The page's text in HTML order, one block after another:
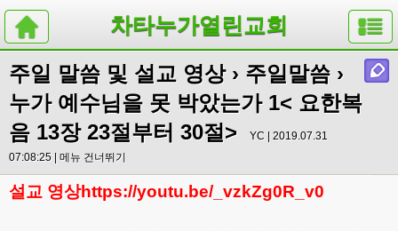
차타누가열린교회
주일 말씀 및 설교 영상› 주일말씀 ›
누가 예수님을 못 박았는가 1< 요한복
음 13장 23절부터 30절>
YC | 2019.07.31
07:08:25 | 메뉴 건너뛰기
설교 영상https://youtu.be/_vzkZg0R_v0